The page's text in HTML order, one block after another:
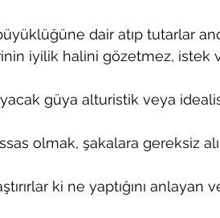
dair atıp tutarlar
iyilik halini gözetmez, istek
güya alturistik veya
olmak, şakalara gereksiz
ki ne yaptığını